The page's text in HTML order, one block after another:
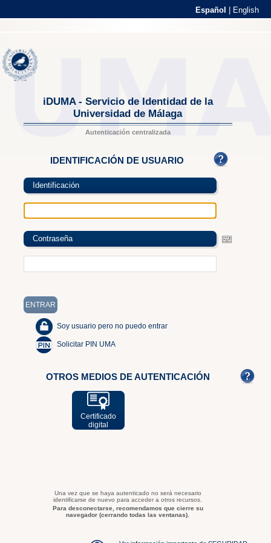
Español English
iDUMA - Servicio de Identidad de la
Universidad de Málaga
Autenticación centralizada
IDENTIFICACIÓN DE USUARIO
Identificación
Contraseña
Soy usuario pero no puedo entrar
Solicitar PIN UMA
OTROS MEDIOS DE AUTENTICACIÓN
Certificado
digital
Una vez que se haya autenticado no será necesario
identificarse de nuevo para acceder a otros recursos.
Para desconectarse, recomendamos que cierre su
navegador (cerrando todas las ventanas).